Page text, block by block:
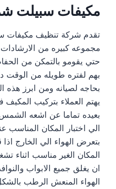
مكيفات سبيلت
تقدم شركة تنظيف مكيفات
مجموعه كبيره من الارشادات
حتي يقومو بالتمكن من
بهم لفتره طويله من الوقت
بحاجه لصيانه ومن ابرز هذه
يهتم العملاء بتركيب
بعيده تماما عن اشعه الشمس
الي اختبار المكان المناسب
بتعرض الهواء الي الخارج اذا
المكان الغير مناسب اثناء
ان يغلق جميع الابواب
الهواء المنعش الرطب